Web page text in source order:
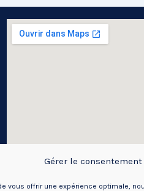
Gérer le
vous offrir une expérience optimale,